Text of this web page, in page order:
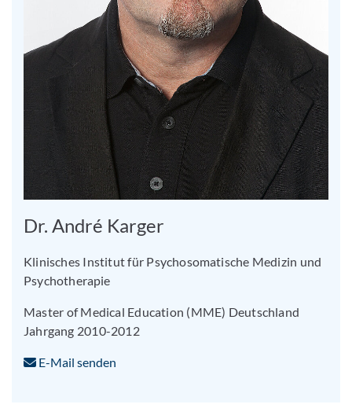
Dr. André Karger
Klinisches Institut für Psychosomatische Medizin und
Psychotherapie
Master of Medical Education (MME) Deutschland
Jahrgang 2010-2012
E-Mail senden